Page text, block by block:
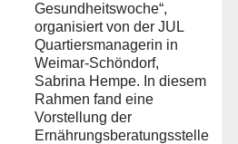
Gesundheitswoche“,
organisiert von der JUL
Quartiersmanagerin in
Weimar-Schöndorf,
Sabrina Hempe. In diesem
Rahmen fand eine
Vorstellung der
Ernährungsberatungsstelle